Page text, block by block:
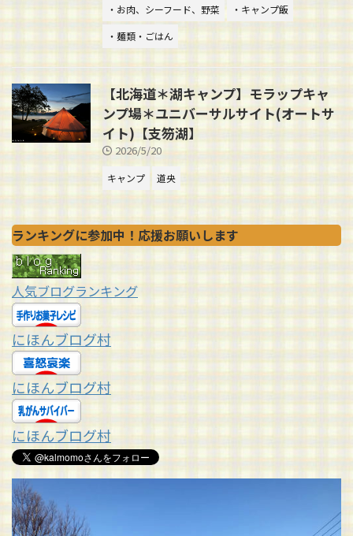
・お肉、シーフード、野菜
・キャンプ飯
・麺類・ごはん
【北海道＊湖キャンプ】モラップキャ
ンプ場＊ユニバーサルサイト(オートサ
イト)【支笏湖】
2026/5/20
キャンプ 道央
ランキングに参加中！応援お願いします
人気ブログランキング
にほんブログ村
にほんブログ村
にほんブログ村